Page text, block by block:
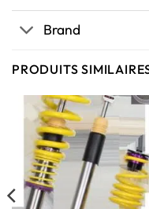
Brand
PRODUITS